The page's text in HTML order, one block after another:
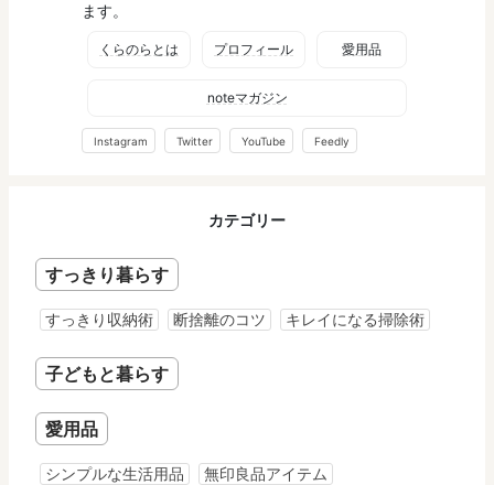
ます。
くらのらとは プロフィール 愛用品
noteマガジン
Instagram Twitter YouTube Feedly
カテゴリー
すっきり暮らす
すっきり収納術 断捨離のコツ キレイになる掃除術
子どもと暮らす
愛用品
シンプルな生活用品 無印良品アイテム